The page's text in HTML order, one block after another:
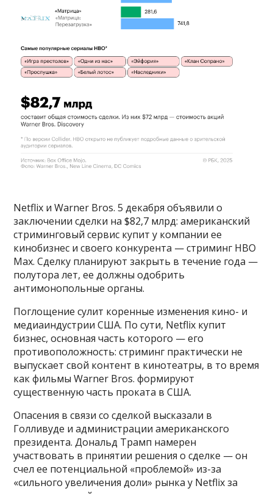
Netflix и Warner Bros. 5 декабря объявили о
заключении сделки на $82,7 млрд: американский
стриминговый сервис купит у компании ее
кинобизнес и своего конкурента — стриминг HBO
Max. Сделку планируют закрыть в течение года —
полутора лет, ее должны одобрить
антимонопольные органы.
Поглощение сулит коренные изменения кино- и
медиаиндустрии США. По сути, Netflix купит
бизнес, основная часть которого — его
противоположность: стриминг практически не
выпускает свой контент в кинотеатры, в то время
как фильмы Warner Bros. формируют
существенную часть проката в США.
Опасения в связи со сделкой высказали в
Голливуде и администрации американского
президента. Дональд Трамп намерен
участвовать в принятии решения о сделке — он
счел ее потенциальной «проблемой» из-за
«сильного увеличения доли» рынка у Netflix за